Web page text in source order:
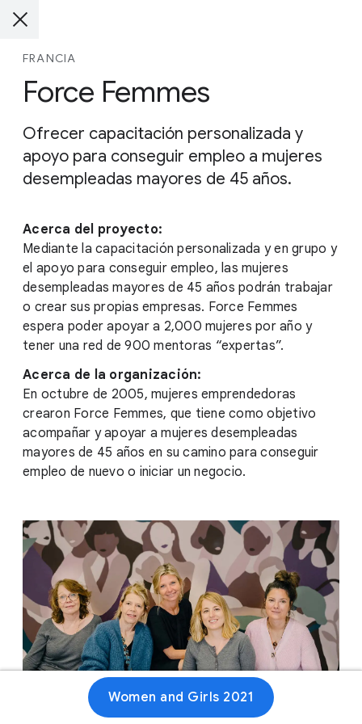
FRANCIA
Force Femmes
Ofrecer capacitación personalizada y
apoyo para conseguir empleo a mujeres
desempleadas mayores de 45 años.
Acerca del proyecto:
Mediante la capacitación personalizada y en grupo y
el apoyo para conseguir empleo, las mujeres
desempleadas mayores de 45 años podrán trabajar
o crear sus propias empresas. Force Femmes
espera poder apoyar a 2,000 mujeres por año y
tener una red de 900 mentoras “expertas”.
Acerca de la organización:
En octubre de 2005, mujeres emprendedoras
crearon Force Femmes, que tiene como objetivo
acompañar y apoyar a mujeres desempleadas
mayores de 45 años en su camino para conseguir
empleo de nuevo o iniciar un negocio.
Women and Girls 2021